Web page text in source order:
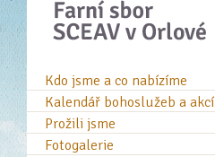
Kdo jsme a co nabízíme
Kalendář bohoslužeb a akcí
Prožili jsme
Fotogalerie